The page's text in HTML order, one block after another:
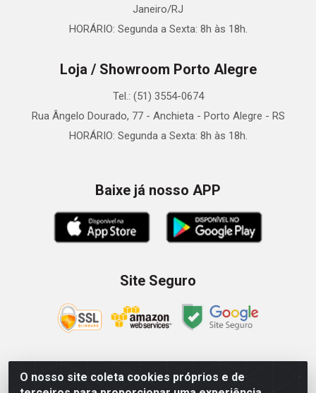
O nosso site coleta cookies próprios e de
Janeiro/RJ
HORÁRIO: Segunda a Sexta: 8h às 18h.
Loja / Showroom Porto Alegre
Tel.: (51) 3554-0674
Rua Ângelo Dourado, 77 - Anchieta - Porto Alegre - RS
HORÁRIO: Segunda a Sexta: 8h às 18h.
Baixe já nosso APP
Site Seguro
Zein Importação e Comércio LTDA - Av. Senador Queiróz, 274